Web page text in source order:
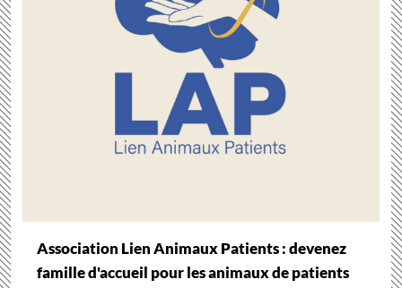
Association Lien Animaux Patients : devenez
famille d'accueil pour les animaux de patients